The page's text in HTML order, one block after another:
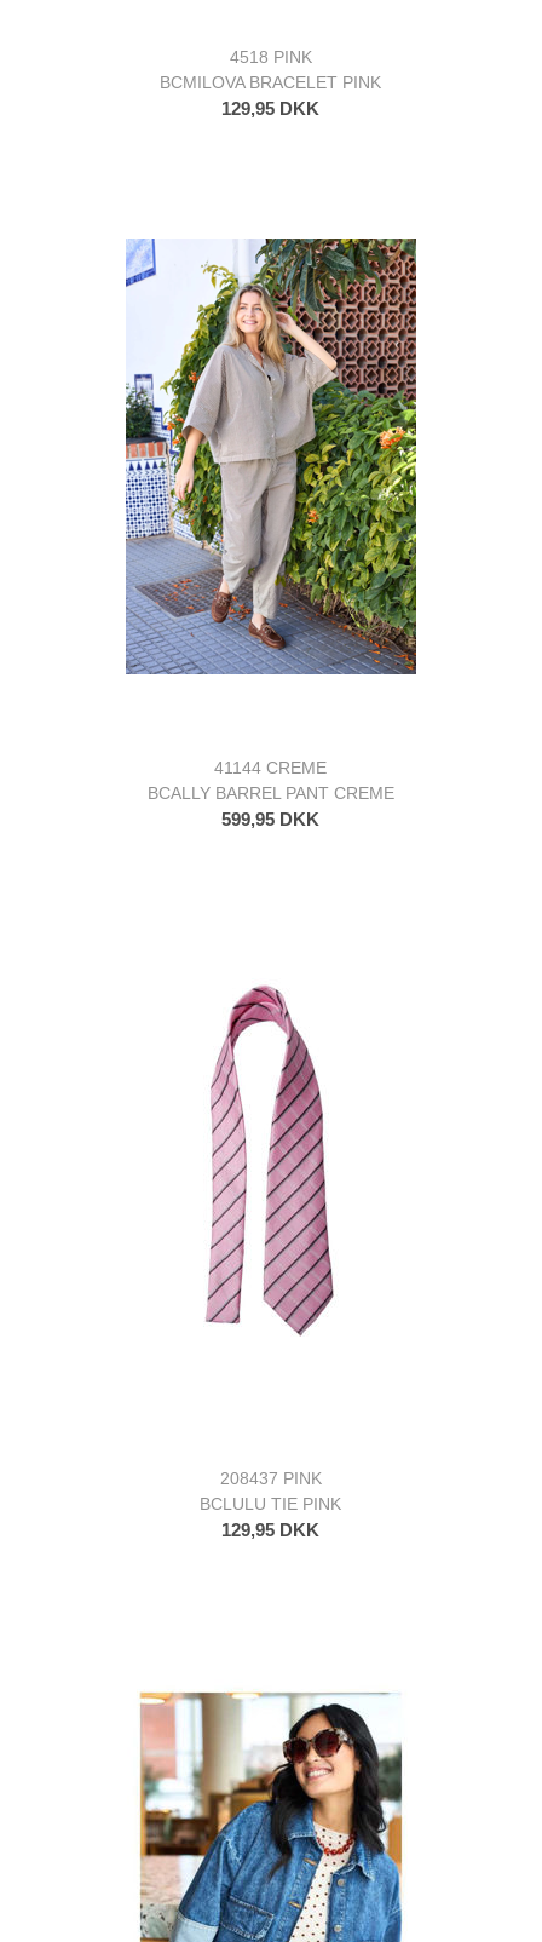
4518 PINK
BCMILOVA BRACELET PINK
129,95 DKK
41144 CREME
BCALLY BARREL PANT CREME
599,95 DKK
208437 PINK
BCLULU TIE PINK
129,95 DKK